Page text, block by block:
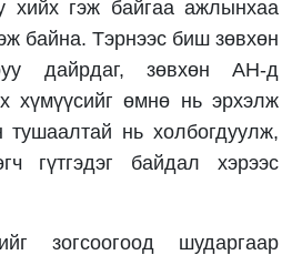
хийх гэж байгаа ажлынхаа
байна. Тэрнээс биш зөвхөн
дайрдаг, зөвхөн АН-д
хүмүүсийг өмнө нь эрхэлж
нь холбогдуулж,
гүтгэдэг байдал хэрээс
зогсоогоод шударгаар